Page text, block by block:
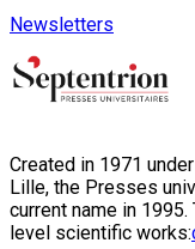
Newsletters
Created in 1971
Lille, the Presses
current name in
level scientific works: